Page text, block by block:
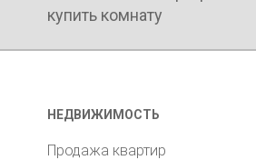
купить комнату
НЕДВИЖИМОСТЬ
Продажа квартир